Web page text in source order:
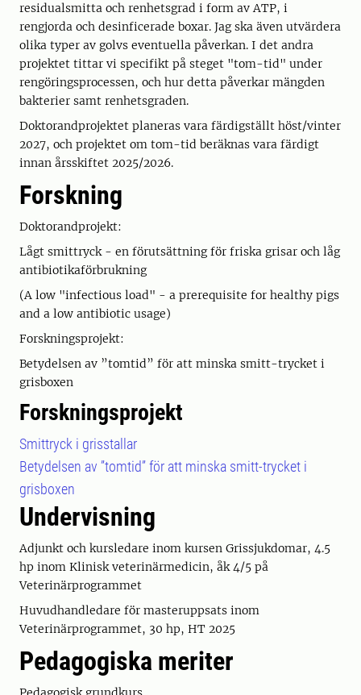
residualsmitta och renhetsgrad i form av ATP, i
rengjorda och desinficerade boxar. Jag ska även utvärdera
olika typer av golvs eventuella påverkan. I det andra
projektet tittar vi specifikt på steget "tom-tid" under
rengöringsprocessen, och hur detta påverkar mängden
bakterier samt renhetsgraden.
Doktorandprojektet planeras vara färdigställt höst/vinter
2027, och projektet om tom-tid beräknas vara färdigt
innan årsskiftet 2025/2026.
Forskning
Doktorandprojekt:
Lågt smittryck - en förutsättning för friska grisar och låg
antibiotikaförbrukning
(A low "infectious load" - a prerequisite for healthy pigs
and a low antibiotic usage)
Forskningsprojekt:
Betydelsen av ”tomtid” för att minska smitt-trycket i
grisboxen
Forskningsprojekt
Smittryck i grisstallar
Betydelsen av ”tomtid” för att minska smitt-trycket i
grisboxen
Undervisning
Adjunkt och kursledare inom kursen Grissjukdomar, 4.5
hp inom Klinisk veterinärmedicin, åk 4/5 på
Veterinärprogrammet
Huvudhandledare för masteruppsats inom
Veterinärprogrammet, 30 hp, HT 2025
Pedagogiska meriter